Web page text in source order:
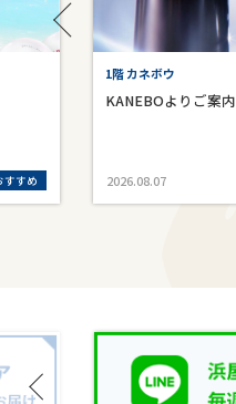
すすめ
1階 カネボウ
KANEBOよりご案内
2026.08.07